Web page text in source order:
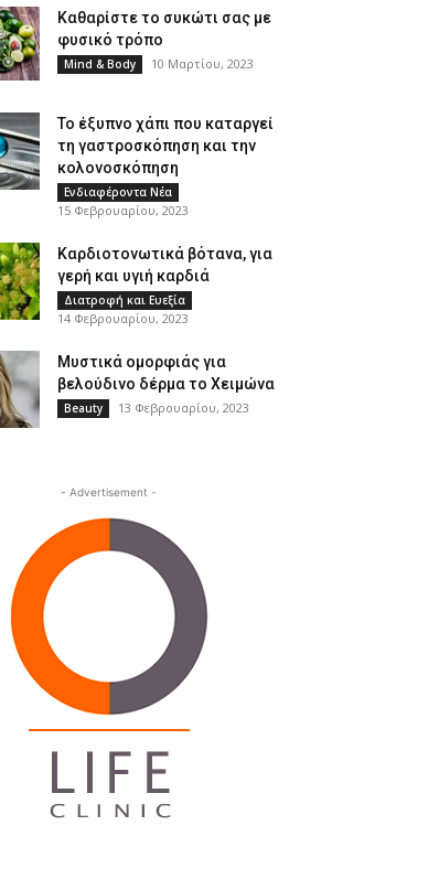
Καθαρίστε το συκώτι σας με
φυσικό τρόπο
Mind & Body 10 Μαρτίου, 2023
Το έξυπνο χάπι που καταργεί
τη γαστροσκόπηση και την
κολονοσκόπηση
Ενδιαφέροντα Νέα
15 Φεβρουαρίου, 2023
Καρδιοτονωτικά βότανα, για
γερή και υγιή καρδιά
Διατροφή και Ευεξία
14 Φεβρουαρίου, 2023
Μυστικά ομορφιάς για
βελούδινο δέρμα το Χειμώνα
Beauty 13 Φεβρουαρίου, 2023
- Advertisement -